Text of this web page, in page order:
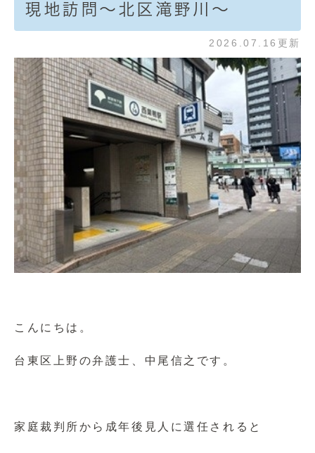
現地訪問～北区滝野川～
2026.07.16更新
こんにちは。
台東区上野の弁護士、中尾信之です。
家庭裁判所から成年後見人に選任されると